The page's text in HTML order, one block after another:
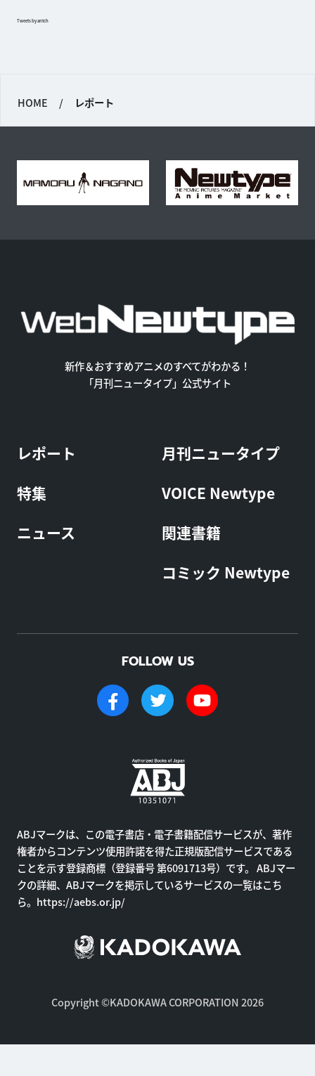
Tweets by antch
HOME / レポート
新作＆おすすめアニメのすべてがわかる！
「月刊ニュータイプ」公式サイト
レポート
特集
ニュース
月刊ニュータイプ
VOICE Newtype
関連書籍
コミック Newtype
FOLLOW US
ABJマークは、この電子書店・電子書籍配信サービスが、著作
権者からコンテンツ使用許諾を得た正規版配信サービスである
ことを示す登録商標（登録番号 第6091713号）です。 ABJマー
クの詳細、ABJマークを掲示しているサービスの一覧はこち
ら。 https://aebs.or.jp/
Copyright ©KADOKAWA CORPORATION 2026